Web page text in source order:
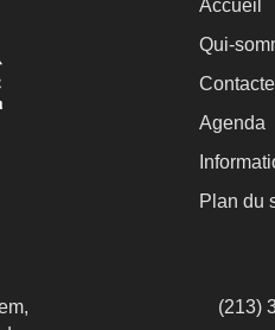
Accueil
Qui-
Agenda
Plan du
(213)